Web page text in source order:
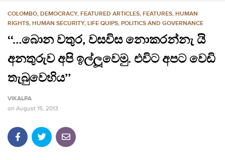
COLOMBO, DEMOCRACY, FEATURED ARTICLES, FEATURES, HUMAN
RIGHTS, HUMAN SECURITY, LIFE QUIPS, POLITICS AND GOVERNANCE
‘‘…බොන වතුර, වසවිස නොකරන්නැ යි
අනතුරුව අපි ඉල්ලූවෙමු. එවිට අපට වෙඩි
තැබුවෙහිය’’
VIKALPA
on August 15, 2013